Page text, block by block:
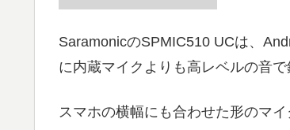
SaramonicのSPMIC510 UCは、
に内蔵マイクよりも高レベルの音
スマホの横幅にも合わせた形のマ